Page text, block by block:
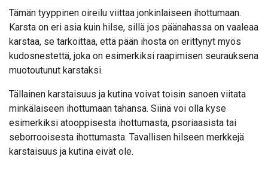
Tämän tyyppinen oireilu viittaa jonkinlaiseen ihottumaan.
Karsta on eri asia kuin hilse, sillä jos päänahassa on vaaleaa
karstaa, se tarkoittaa, että pään ihosta on erittynyt myös
kudosnestettä, joka on esimerkiksi raapimisen seurauksena
muotoutunut karstaksi.
Tällainen karstaisuus ja kutina voivat toisin sanoen viitata
minkälaiseen ihottumaan tahansa. Siinä voi olla kyse
esimerkiksi atooppisesta ihottumasta, psoriaasista tai
seborrooisesta ihottumasta. Tavallisen hilseen merkkejä
karstaisuus ja kutina eivät ole.